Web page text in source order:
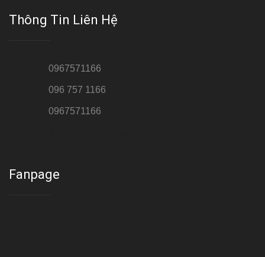
Thông Tin Liên Hệ
0967571166
096 757 1166
0967571166
Fanpage